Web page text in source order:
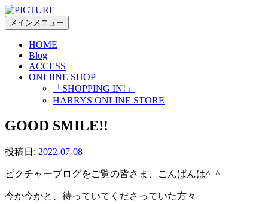
コ
ン
プ
メインメニュー
HOME
Blog
ACCESS
ONLIINE SHOP
「SHOPPING IN!」
HARRYS ONLINE STORE
GOOD SMILE!!
投稿日: 2022-07-08
ピクチャーブログをご覧の皆さま、こんばんは^_^
今か今かと、待っていてくださっていた方々